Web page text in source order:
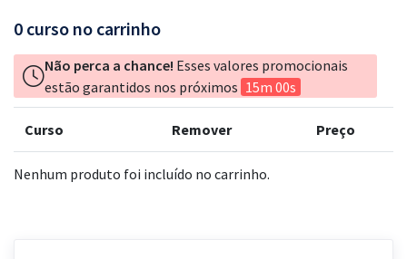
0 curso no carrinho
Não perca a chance! Esses valores promocionais
estão garantidos nos próximos 15m 00s
Curso Remover Preço
Nenhum produto foi incluído no carrinho.